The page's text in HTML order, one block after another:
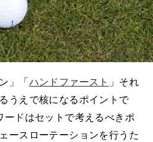
」「ハンドファースト 」それ
うえで核になるポイントで
ドはセットで考えるべきポ
ースローテーションを行うた